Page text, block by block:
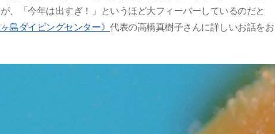
、「今年は出すぎ！」というほど大フィーバーしているのだと
ヶ島ダイビングセンター》代表の高橋真樹子さんに詳しいお話をお